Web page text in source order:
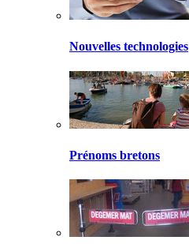
Nouvelles technologies
Prénoms bretons